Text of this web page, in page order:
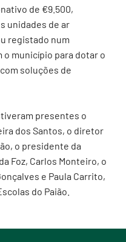
de €9.500,
unidades de ar
registado num
município para dotar o
soluções de
presentes o
dos Santos, o diretor
o presidente da
Foz, Carlos Monteiro, o
e Paula Carrito,
do Paião.